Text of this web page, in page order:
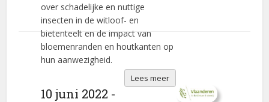
over schadelijke en nuttige
insecten in de witloof- en
bietenteelt en de impact van
bloemenranden en houtkanten op
hun aanwezigheid.
Lees meer
10 juni 2022 -